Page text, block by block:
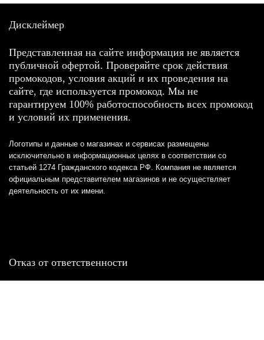
Дисклеймер
Представленная на сайте информация не является
публичной офертой. Проверяйте срок действия
промокодов, условия акций и их проведения на
сайте, где используется промокод. Мы не
гарантируем 100% работоспособность всех промокод
и условий их применения.
Логотипы и данные о магазинах и сервисах размещены
исключительно в информационных целях в соответствии со
статьей 1274 Гражданского кодекса РФ. Компания не является
официальным представителем магазинов и не осуществляет
деятельность от их имени.
Отказ от ответственности